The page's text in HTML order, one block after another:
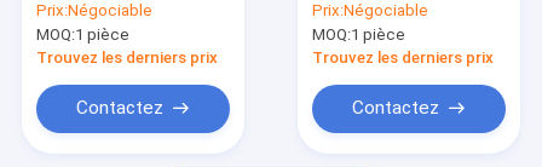
Nous contacter
Demandez un devis
haute résistance à
l'usure avec usinage
de précision
Prix:Négociable
MOQ:1 pièce
Trouvez les derniers prix
Contactez
noyau de soupape au
carbure de tungstène
pour l'industrie
Prix:Négociable
MOQ:1 pièce
Trouvez les derniers prix
Contactez